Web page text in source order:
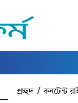
প্রচ্ছদ/কনটেন্ট